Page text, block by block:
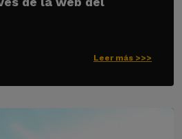
Leer más >>>